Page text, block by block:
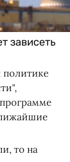
зависеть
политике
то на